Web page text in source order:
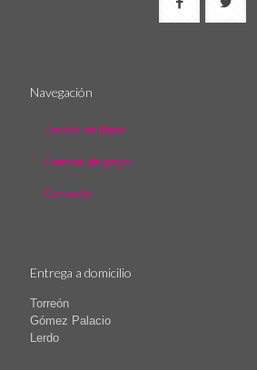
Navegación
Tienda en línea
Formas de pago
Contacto
Entrega a domicilio
Torreón
Gómez Palacio
Lerdo